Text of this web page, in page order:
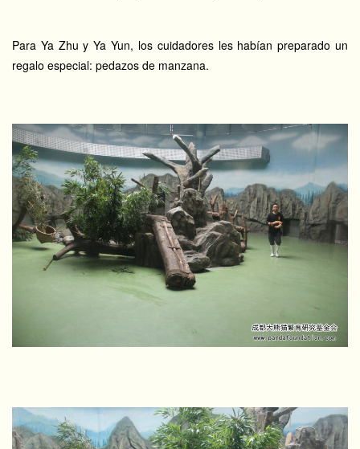
Para Ya Zhu y Ya Yun, los cuidadores les habían preparado un
regalo especial: pedazos de manzana.